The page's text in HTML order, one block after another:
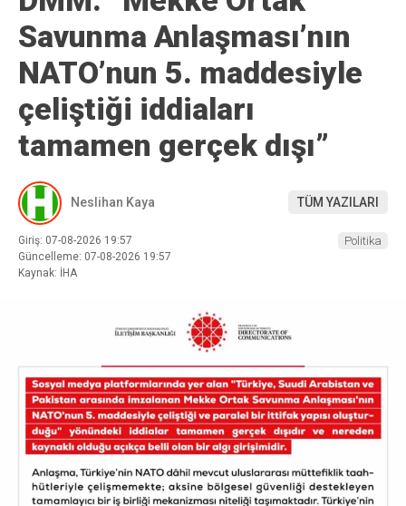
Savunma Anlaşması’nın
NATO’nun 5. maddesiyle
çeliştiği iddiaları
tamamen gerçek dışı”
Neslihan Kaya TÜM YAZILARI
Giriş: 07-08-2026 19:57
Güncelleme: 07-08-2026 19:57
Kaynak: İHA
Politika